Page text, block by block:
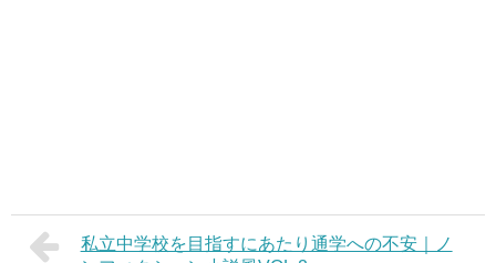
私立中学校を目指すにあたり通学への不安｜ノ